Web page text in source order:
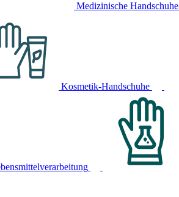
Medizinische Handschuhe
Kosmetik-Handschuhe